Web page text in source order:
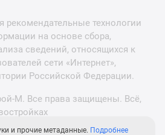
рекомендательные технологии
на основе сбора,
сведений, относящихся к
сети «Интернет»,
Российской Федерации.
М. Все права защищены. Всё,
и прочие метаданные. Подробнее